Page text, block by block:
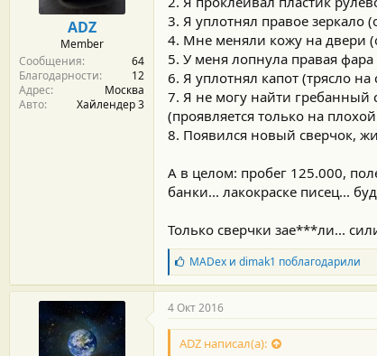
ADZ
Member
Сообщения
64
Благодарности
12
Адрес
Москва
Авто
Хайлендер 3
3. Я уплотнял правое зеркало
4. Мне меняли кожу на двери
5. У меня лопнула правая
6. Я уплотнял капот (трясло
7. Я не могу найти гребанный
(проявляется только на
8. Появился новый сверчок,
А в целом: пробег 125.000,
банки... лакокраске писец...
Только сверчки зае***ли...
Б
л
а
г
о
д
а
MADexи dimak1 поблагодарили
4 Окт 2016
ADZ написал(а):